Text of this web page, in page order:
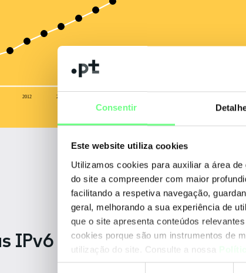
Consentir
Este website utiliza cookies
Utilizamos cookies para auxiliar a área
do site a compreender com maior
facilitando a respetiva navegação,
geral, melhorando a sua experiência de
que o site apresenta conteúdos
cookies porque são um instrumentos de
utilização do site. Consulte a nossa
2012 2014
IPv6 - 2026